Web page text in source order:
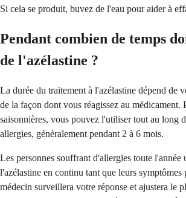
Si cela se produit, buvez de l'eau pour aider à
Pendant combien de temps
de l'azélastine ?
La durée du traitement à l'azélastine dépend de
de la façon dont vous réagissez au médicament.
saisonnières, vous pouvez l'utiliser tout au long
allergies, généralement pendant 2 à 6 mois.
Les personnes souffrant d'allergies toute l'année
l'azélastine en continu tant que leurs symptômes
médecin surveillera votre réponse et ajustera le